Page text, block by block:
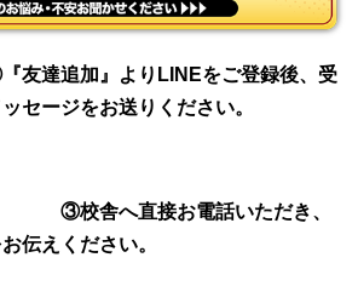
よりLINEをご登録後、受
セージをお送りください。
お電話いただき、
伝えください。